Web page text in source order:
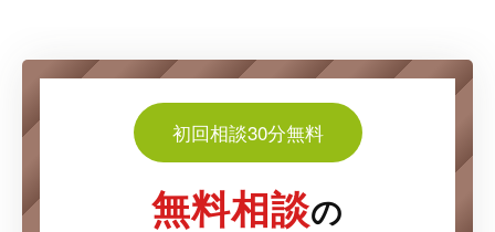
初回相談30分無料
無料相談の